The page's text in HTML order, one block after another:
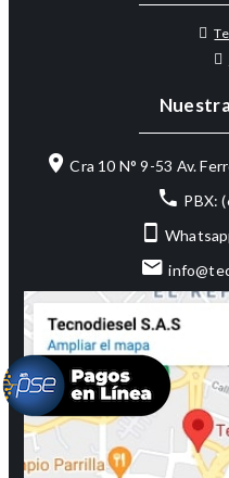
Cra 10 N° 9-53 Av.
PBX: